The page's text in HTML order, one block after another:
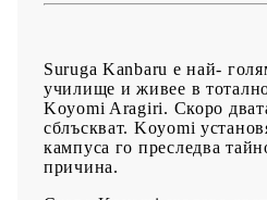
Suruga Kanbaru е най-
училище и живее в
Koyomi Aragiri. Скоро
сблъскват. Koyomi
кампуса го преследва
причина.